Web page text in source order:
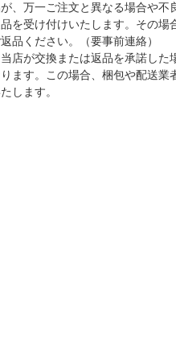
、万一ご注文と異なる場合や不
を受け付けいたします。その場
品ください。（要事前連絡）
店が交換または返品を承諾した
ます。この場合、梱包や配送業
します。